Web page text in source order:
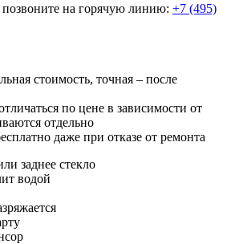
позвоните на горячую линию: +7 (495)
стоимость, точная – после
по цене в зависимости от
отдельно
даже при отказе от ремонта
заднее стекло
водой